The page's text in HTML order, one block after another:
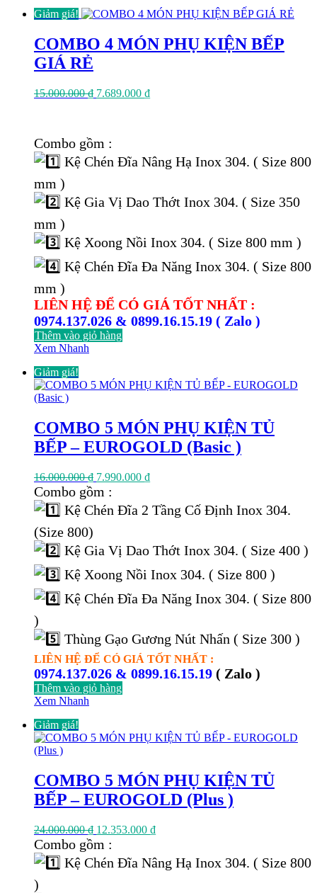
Giảm giá!
COMBO 4 MÓN PHỤ KIỆN BẾP
GIÁ RẺ
15.000.000₫ Giá
7.689.000 ₫Giá
Combo gồm :
Kệ Chén Đĩa Nâng Hạ Inox 304. ( Size 800
mm )
Kệ Gia Vị Dao Thớt Inox 304. ( Size 350
mm )
Kệ Xoong Nồi Inox 304. ( Size 800 mm )
Kệ Chén Đĩa Đa Năng Inox 304. ( Size 800
mm )
LIÊN HỆ ĐỂ CÓ GIÁ TỐT NHẤT :
0974.137.026 & 0899.16.15.19 ( Zalo )
Thêm vào giỏ hàng
Xem Nhanh
Giảm giá!
COMBO 5 MÓN PHỤ KIỆN TỦ
BẾP – EUROGOLD (Basic )
16.000.000₫ Giá
gốc
16.000.000 ₫.
7.990.000 ₫Giá
là:
Combo gồm :
Kệ Chén Đĩa 2 Tầng Cố Định Inox 304.
(Size 800)
Kệ Gia Vị Dao Thớt Inox 304. ( Size 400 )
Kệ Xoong Nồi Inox 304. ( Size 800 )
Kệ Chén Đĩa Đa Năng Inox 304. ( Size 800
)
Thùng Gạo Gương Nút Nhấn ( Size 300 )
LIÊN HỆ ĐỂ CÓ GIÁ TỐT NHẤT :
0974.137.026 & 0899.16.15.19 ( Zalo )
Thêm vào giỏ hàng
Xem Nhanh
Giảm giá!
COMBO 5 MÓN PHỤ KIỆN TỦ
BẾP – EUROGOLD (Plus )
24.000.000₫ Giá
gốc
24.000.000 ₫.
12.353.000 ₫Giá
là:
Combo gồm :
Kệ Chén Đĩa Nâng Hạ Inox 304. ( Size 800
)